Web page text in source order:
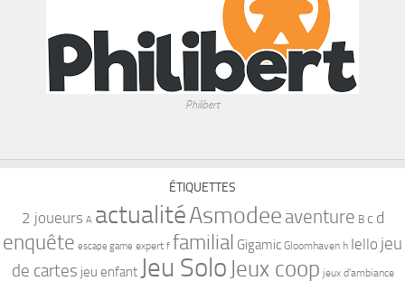
Philibert
ÉTIQUETTES
2 joueurs A actualitéAsmodee aventure B c d
enquête escape game expert f familial Gigamic Gloomhaven h Iello jeu
de cartes jeu enfantJeu Solo Jeux coop jeux d'ambiance